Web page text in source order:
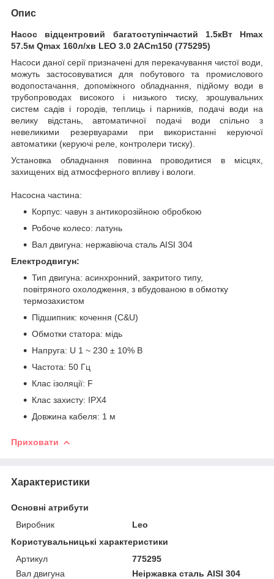
Опис
Насос відцентровий багатоступінчастий 1.5кВт Hmax
57.5м Qmax 160л/хв LEO 3.0 2ACm150 (775295)
Насоси даної серії призначені для перекачування чистої води,
можуть застосовуватися для побутового та промислового
водопостачання, допоміжного обладнання, підйому води в
трубопроводах високого і низького тиску, зрошувальних
систем садів і городів, теплиць і парників, подачі води на
велику відстань, автоматичної подачі води спільно з
невеликими резервуарами при використанні керуючої
автоматики (керуючі реле, контролери тиску).
Установка обладнання повинна проводитися в місцях,
захищених від атмосферного впливу і вологи.
Насосна частина:
Корпус: чавун з антикорозійною обробкою
Робоче колесо: латунь
Вал двигуна: нержавіюча сталь AISI 304
Електродвигун:
Тип двигуна: асинхронний, закритого типу,
повітряного охолодження, з вбудованою в обмотку
термозахистом
Підшипник: кочення (C&U)
Обмотки статора: мідь
Напруга: U 1 ~ 230 ± 10% В
Частота: 50 Гц
Клас ізоляції: F
Клас захисту: IPХ4
Довжина кабеля: 1 м
Приховати
Характеристики
Основні атрибути
Виробник
Leo
Користувальницькі характеристики
Артикул
775295
Вал двигуна
Неіржавка сталь AISI 304